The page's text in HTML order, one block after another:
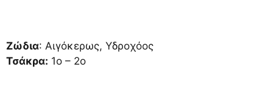
Ζώδια: Αιγόκερως, Υδροχόος
Τσάκρα: 1ο – 2ο